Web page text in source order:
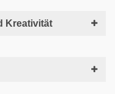
Kreativität